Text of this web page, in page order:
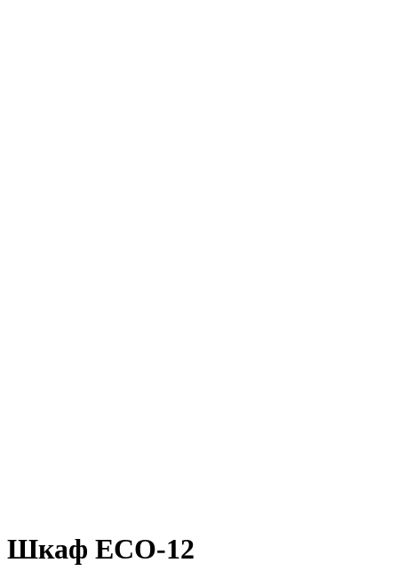
Шкаф ECO-12